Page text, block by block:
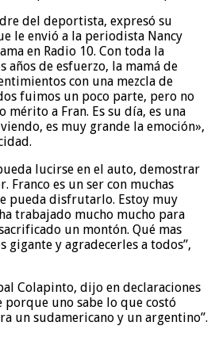
del deportista, expresó su
le envió a la periodista Nancy
en Radio 10. Con toda la
años de esfuerzo, la mamá de
con una mezcla de
fuimos un poco parte, pero no
a Fran. Es su día, es una
es muy grande la emoción»,
lucirse en el auto, demostrar
Franco es un ser con muchas
pueda disfrutarlo. Estoy muy
trabajado mucho mucho para
un montón. Qué mas
gigante y agradecerles a todos”,
Colapinto, dijo en declaraciones
porque uno sabe lo que costó
un sudamericano y un argentino”.